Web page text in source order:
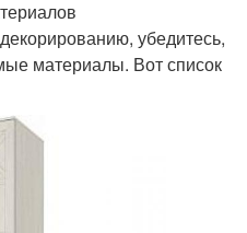
убедитесь,
материалы. Вот список